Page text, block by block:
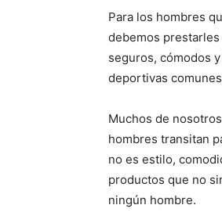
Para los hombres
debemos
seguros, cómodos
deportivas
Muchos de
hombres transitan
no es estilo,
productos que no
ningún hombre.